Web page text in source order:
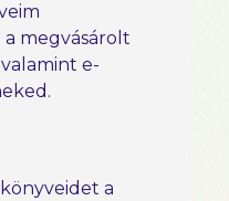
megvásárolt
e-
a